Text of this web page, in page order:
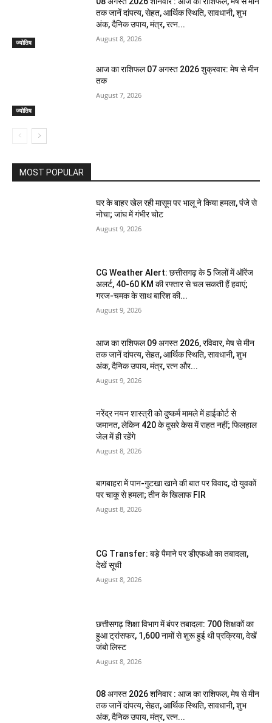
ज्योतिष
तक जानें दांपत्य, सेहत, आर्थिक स्थिति, सावधानी, शुभ
अंक, दैनिक उपाय, मंत्र, रत्न...
August 8, 2026
ज्योतिष
आज का राशिफल 07 अगस्त 2026 शुक्रवार: मेष से मीन
तक
August 7, 2026
MOST POPULAR
घर के बाहर खेल रही मासूम पर भालू ने किया हमला, पंजे से
नोचा; जांघ में गंभीर चोट
August 9, 2026
CG Weather Alert: छत्तीसगढ़ के 5 जिलों में ऑरेंज
अलर्ट, 40-60 KM की रफ्तार से चल सकती हैं हवाएं;
गरज-चमक के साथ बारिश की...
August 9, 2026
आज का राशिफल 09 अगस्त 2026, रविवार, मेष से मीन
तक जानें दांपत्य, सेहत, आर्थिक स्थिति, सावधानी, शुभ
अंक, दैनिक उपाय, मंत्र, रत्न और...
August 9, 2026
नरेंद्र नयन शास्त्री को दुष्कर्म मामले में हाईकोर्ट से
जमानत, लेकिन 420 के दूसरे केस में राहत नहीं; फिलहाल
जेल में ही रहेंगे
August 8, 2026
बागबाहरा में पान-गुटखा खाने की बात पर विवाद, दो युवकों
पर चाकू से हमला; तीन के खिलाफ FIR
August 8, 2026
CG Transfer: बड़े पैमाने पर डीएफओ का तबादला,
देखें सूची
August 8, 2026
छत्तीसगढ़ शिक्षा विभाग में बंपर तबादला: 700 शिक्षकों का
हुआ ट्रांसफर, 1,600 नामों से शुरू हुई थी प्रक्रिया, देखें
जंबो लिस्ट
August 8, 2026
08 अगस्त 2026 शनिवार : आज का राशिफल, मेष से मीन
तक जानें दांपत्य, सेहत, आर्थिक स्थिति, सावधानी, शुभ
अंक, दैनिक उपाय, मंत्र, रत्न...